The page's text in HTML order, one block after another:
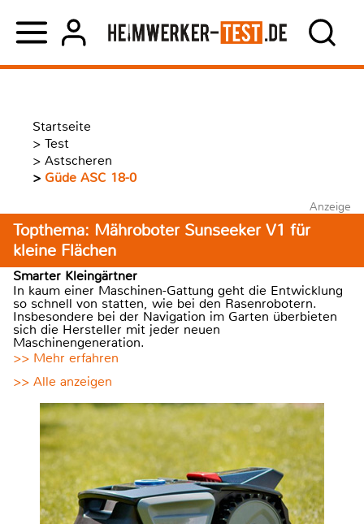
Startseite
> Test
> Astscheren
> Güde ASC 18-0
Anzeige
Topthema: Mähroboter Sunseeker V1 für
kleine Flächen
Smarter Kleingärtner
In kaum einer Maschinen-Gattung geht die Entwicklung
so schnell von statten, wie bei den Rasenrobotern.
Insbesondere bei der Navigation im Garten überbieten
sich die Hersteller mit jeder neuen
Maschinengeneration.
>> Mehr erfahren
>> Alle anzeigen